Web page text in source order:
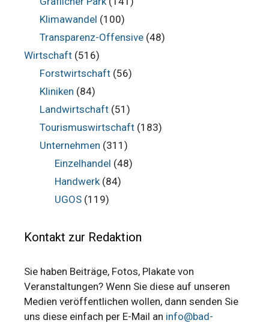
Klimawandel (100)
Transparenz-Offensive(48)
Wirtschaft (516)
Forstwirtschaft(56)
Kliniken (84)
Landwirtschaft(51)
Tourismuswirtschaft(183)
Unternehmen (311)
Einzelhandel (48)
Handwerk(84)
UGOS (119)
Kontakt zur Redaktion
Sie haben Beiträge, Fotos, Plakate von
Veranstaltungen? Wenn Sie diese auf unseren
Medien veröffentlichen wollen, dann senden Sie
uns diese einfach per E-Mail an info@bad-